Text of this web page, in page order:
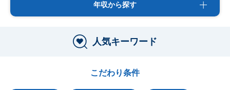
年収から探す
人気キーワード
こだわり条件